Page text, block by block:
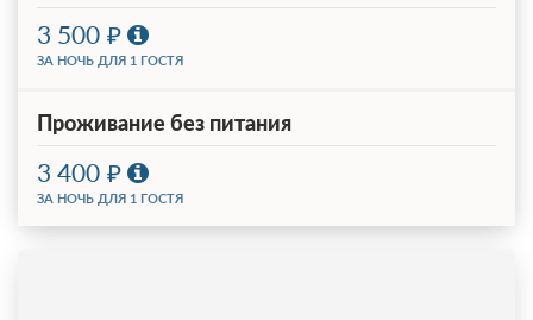
3 500
ЗА НОЧЬ ДЛЯ 1 ГОСТЯ
Проживание без питания
3 400
ЗА НОЧЬ ДЛЯ 1 ГОСТЯ